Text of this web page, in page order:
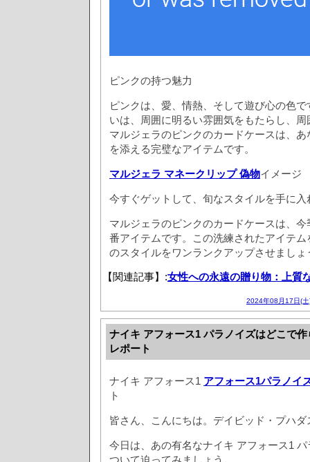
ピンクの持つ魅力
ピンクは、愛、情熱、そして遊び心の色
いは、周囲に明るい雰囲気をもたらし、
マルジェラのピンクのカードケースは、
を添える完璧なアイテムです。
マルジェラ マネークリップ 偽物イメージ
今すぐゲットして、旬なスタイルを手に入
マルジェラのピンクのカードケースは、
番アイテムです。この洗練されたアイテ
のスタイルをワンランクアップさせましょ
【関連記事】:女性への永遠の贈り物：上質
2024年08月17日(
ナイキ アフォース1 パラノイズはどこで
レポート
ナイキ アフォース1 アフォース1パラノイ
ト
皆さん、こんにちは。デイビッド・プハダ
今日は、あの有名なナイキ アフォース1
ついて迫ってみましょう。